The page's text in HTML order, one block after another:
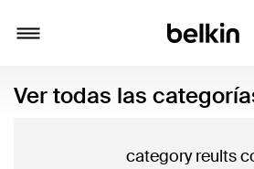
Ver todas las
category reults